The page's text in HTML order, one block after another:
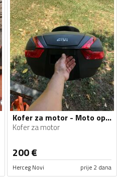
Kofer za motor - Moto oprema
Kofer za motor
200€
Herceg Novi prije 2 dana